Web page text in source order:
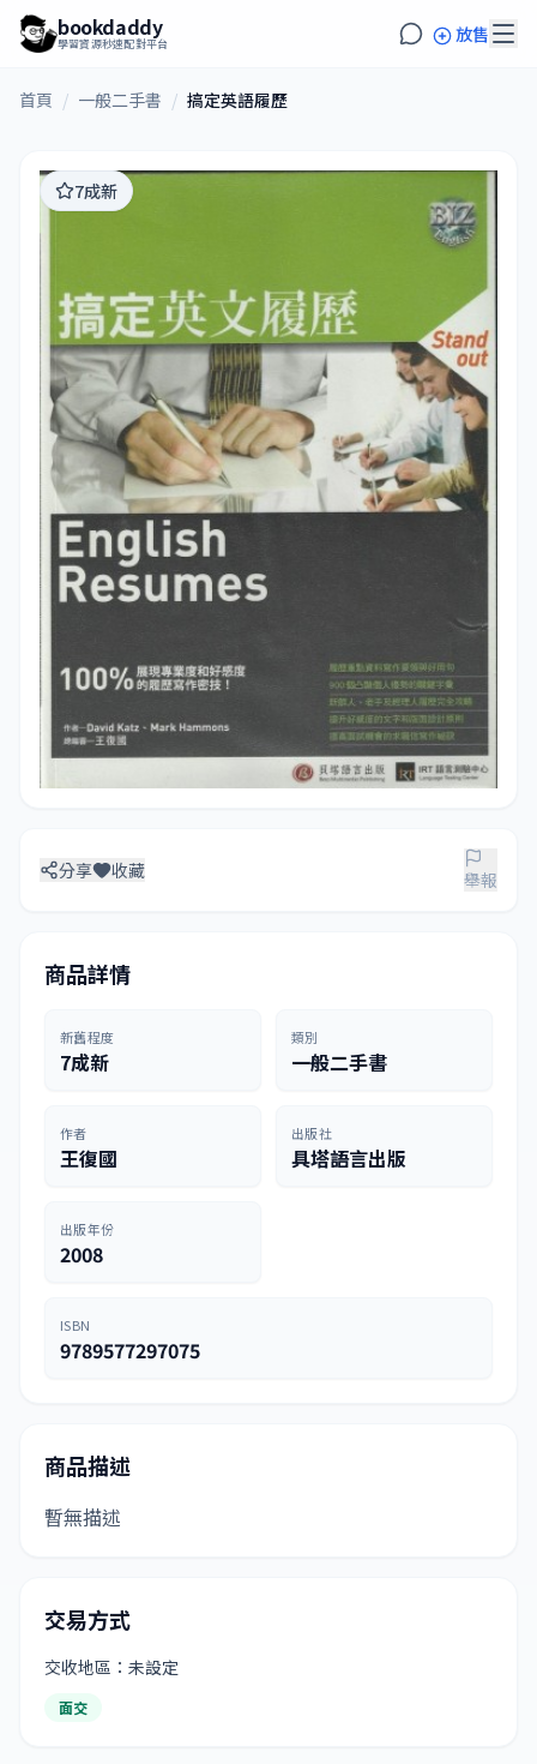
bookdaddy
學習資源秒速配對平台 放售
首頁 / 一般二手書 / 搞定英語履歷
7成新
分享 收藏 舉報
商品詳情
新舊程度
7成新
類別
一般二手書
作者
王復國
出版社
具塔語言出版
出版年份
2008
ISBN
9789577297075
商品描述
暫無描述
交易方式
交收地區：未設定
面交